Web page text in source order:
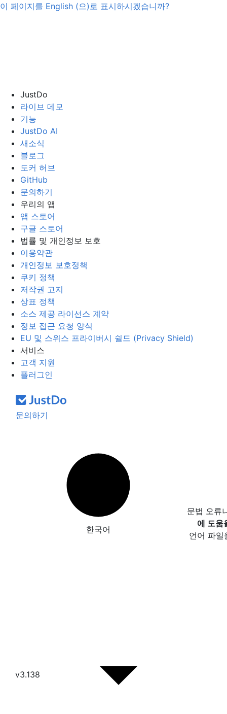
이 페이지를 English (으)로 표시하시겠습니까?
JustDo
라이브 데모
기능
JustDo AI
새소식
블로그
도커 허브
GitHub
문의하기
우리의 앱
앱 스토어
구글 스토어
법률 및 개인정보 보호
이용약관
개인정보 보호정책
쿠키 정책
저작권 고지
상표 정책
소스 제공 라이선스 계약
정보 접근 요청 양식
EU 및 스위스 프라이버시 쉴드 (Privacy Shield)
서비스
고객 지원
플러그인
문의하기
한국어
문법 오류
에 도움
언어 파일
v3.138